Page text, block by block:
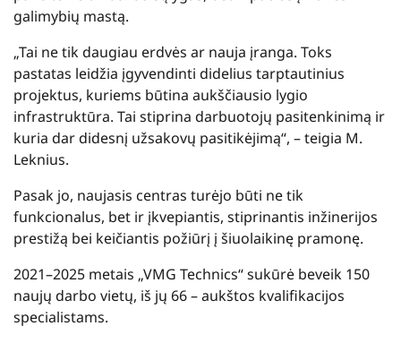
galimybių mastą.
„Tai ne tik daugiau erdvės ar nauja įranga. Toks
pastatas leidžia įgyvendinti didelius tarptautinius
projektus, kuriems būtina aukščiausio lygio
infrastruktūra. Tai stiprina darbuotojų pasitenkinimą ir
kuria dar didesnį užsakovų pasitikėjimą“, – teigia M.
Leknius.
Pasak jo, naujasis centras turėjo būti ne tik
funkcionalus, bet ir įkvepiantis, stiprinantis inžinerijos
prestižą bei keičiantis požiūrį į šiuolaikinę pramonę.
2021–2025 metais „VMG Technics“ sukūrė beveik 150
naujų darbo vietų, iš jų 66 – aukštos kvalifikacijos
specialistams.